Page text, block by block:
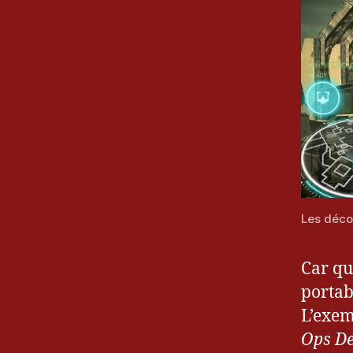
Les
Car
Ops